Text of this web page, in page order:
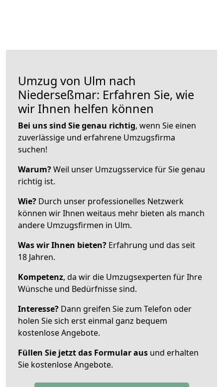
Umzug von Ulm nach
Niederseßmar: Erfahren Sie, wie
wir Ihnen helfen können
Bei uns sind Sie genau richtig, wenn Sie einen
zuverlässige und erfahrene Umzugsfirma
suchen!
Warum?Weil unser Umzugsservice für Sie genau
richtig ist.
Wie? Durch unser professionelles Netzwerk
können wir Ihnen weitaus mehr bieten als manch
andere Umzugsfirmen in Ulm.
Was wir Ihnen bieten? Erfahrung und das seit
18 Jahren.
Kompetenz, da wir die Umzugsexperten für Ihre
Wünsche und Bedürfnisse sind.
Interesse? Dann greifen Sie zum Telefon oder
holen Sie sich erst einmal ganz bequem
kostenlose Angebote.
Füllen Sie jetzt das Formular aus und erhalten
Sie kostenlose Angebote.